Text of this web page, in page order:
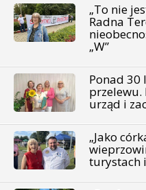
„To nie
Radna
„W”
Ponad 30
przelewu.
urząd i
„Jako
turystach